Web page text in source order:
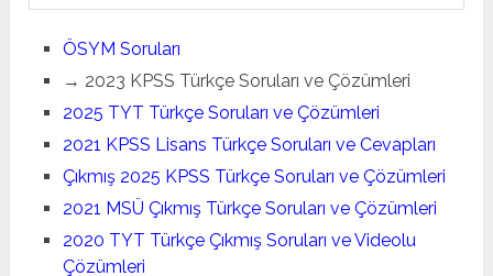
ÖSYM Soruları
→ 2023 KPSS Türkçe Soruları ve Çözümleri
2025 TYT Türkçe Soruları ve Çözümleri
2021 KPSS Lisans Türkçe Soruları ve Cevapları
Çıkmış 2025 KPSS Türkçe Soruları ve Çözümleri
2021 MSÜ Çıkmış Türkçe Soruları ve Çözümleri
2020 TYT Türkçe Çıkmış Soruları ve Videolu
Çözümleri